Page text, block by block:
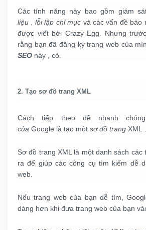
Các tính năng này bao gồm giám
liệu
lỗi lập chỉ mục và các vấn đề bảo
được viết bởi Crazy Egg. Nhưng
rằng bạn đã đăng ký trang web của
SEO này , có.
2. Tạo sơ đồ trang XML
Cách tiếp theo để nhanh
của Google là tạo một sơ đồ trang XML
Sơ đồ trang XML là một danh sách
ra để giúp các công cụ tìm kiếm dễ
web.
Nếu trang web của bạn dễ tìm,
dàng hơn khi đưa trang web của bạn